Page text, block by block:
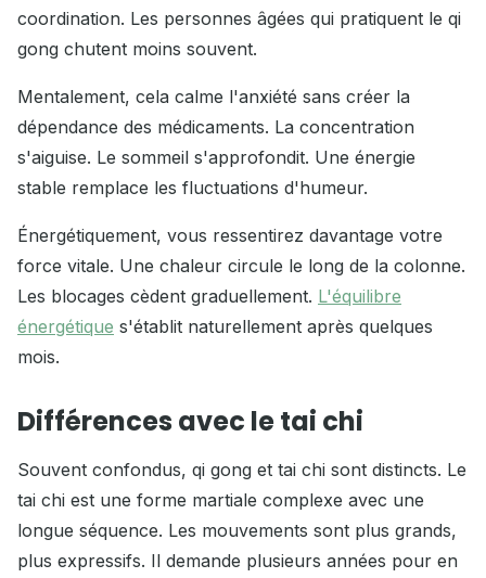
coordination. Les personnes âgées qui pratiquent le qi
gong chutent moins souvent.
Mentalement, cela calme l'anxiété sans créer la
dépendance des médicaments. La concentration
s'aiguise. Le sommeil s'approfondit. Une énergie
stable remplace les fluctuations d'humeur.
Énergétiquement, vous ressentirez davantage votre
force vitale. Une chaleur circule le long de la colonne.
Les blocages cèdent graduellement. L'équilibre
énergétique s'établit naturellement après quelques
mois.
Différences avec le tai chi
Souvent confondus, qi gong et tai chi sont distincts. Le
tai chi est une forme martiale complexe avec une
longue séquence. Les mouvements sont plus grands,
plus expressifs. Il demande plusieurs années pour en